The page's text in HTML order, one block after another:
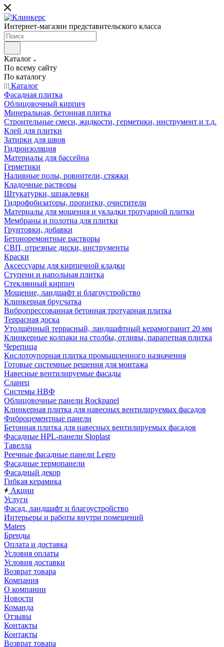
Интернет-магазин представительского класса
Каталог
По всему сайту
По каталогу
Каталог
Фасадная плитка
Облицовочный кирпич
Минеральная, бетонная плитка
Строительные смеси, жидкости, герметики, инструмент и т.д.
Клей для плитки
Затирки для швов
Гидроизоляция
Материалы для бассейна
Герметики
Наливные полы, ровнители, стяжки
Кладочные растворы
Штукатурки, шпаклевки
Гидрофобизаторы, пропитки, очистители
Материалы для мощения и укладки тротуарной плитки
Мембраны и полотна для плитки
Грунтовки, добавки
Бетоноремонтные растворы
СВП, отрезные диски, инструменты
Краски
Аксессуары для кирпичной кладки
Ступени и напольная плитка
Cтеклянный кирпич
Мощение, ландшафт и благоустройство
Клинкерная брусчатка
Вибропрессованная бетонная тротуарная плитка
Террасная доска
Утолщённый террасный, ландшафтный керамогранит 20 мм
Клинкерные колпаки на столбы, отливы, парапетная плитка
Черепица
Кислотоупорная плитка промышленного назначения
Готовые системные решения для монтажа
Навесные вентилируемые фасады
Сланец
Системы НВФ
Облицовочные панели Rockpanel
Клинкерная плитка для навесных вентилируемых фасадов
Фиброцементные панели
Бетонная плитка для навесных вентилируемых фасадов
Фасадные HPL-панели Sloplast
Тавелла
Реечные фасадные панели Legro
Фасадные термопанели
Фасадный декор
Гибкая керамика
Акции
Услуги
Фасад, ландшафт и благоустройство
Интерьеры и работы внутри помещений
Maters
Бренды
Оплата и доставка
Условия оплаты
Условия доставки
Возврат товара
Компания
О компании
Новости
Команда
Отзывы
Контакты
Контакты
Возврат товара